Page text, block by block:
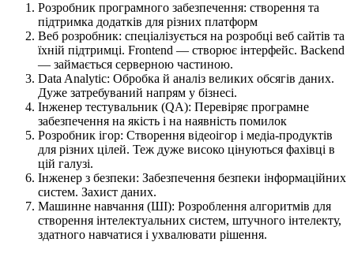
Розробник програмного забезпечення: створення та
підтримка додатків для різних платформ
Веб розробник: спеціалізується на розробці веб сайтів та
їхній підтримці. Frontend — створює інтерфейс. Backend
— займається серверною частиною.
Data Analytic: Обробка й аналіз великих обсягів даних.
Дуже затребуваний напрям у бізнесі.
Інженер тестувальник (QA): Перевіряє програмне
забезпечення на якість і на наявність помилок
Розробник ігор: Створення відеоігор і медіа-продуктів
для різних цілей. Теж дуже високо цінуються фахівці в
цій галузі.
Інженер з безпеки: Забезпечення безпеки інформаційних
систем. Захист даних.
Машинне навчання (ШІ): Розроблення алгоритмів для
створення інтелектуальних систем, штучного інтелекту,
здатного навчатися і ухвалювати рішення.